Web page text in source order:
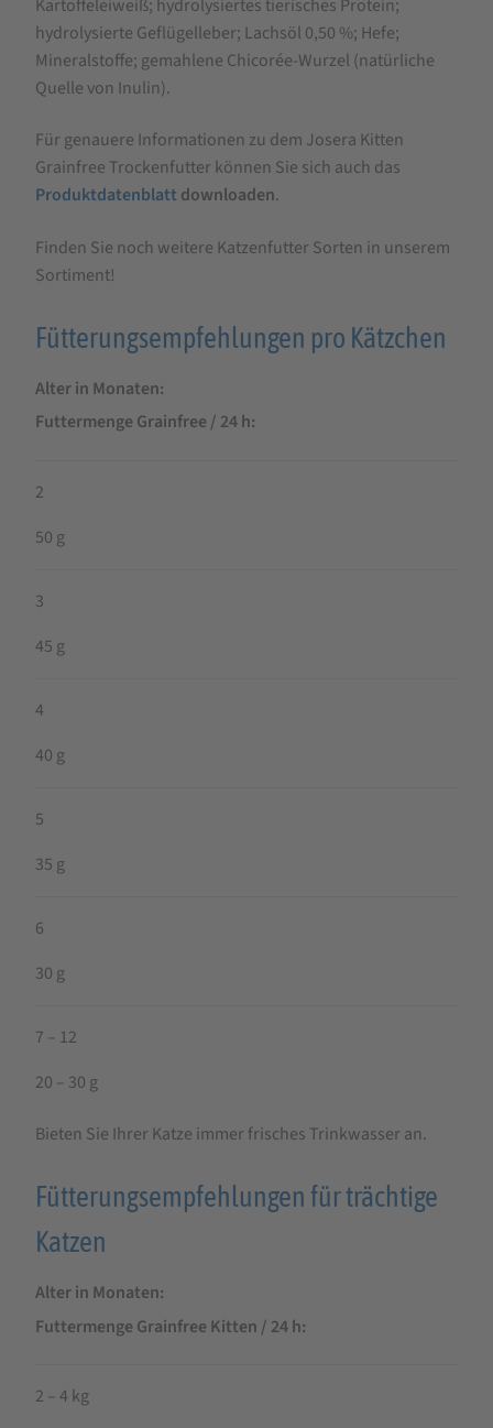
Kartoffeleiweiß; hydrolysiertes tierisches Protein;
hydrolysierte Geflügelleber; Lachsöl 0,50 %; Hefe;
Mineralstoffe; gemahlene Chicorée-Wurzel (natürliche
Quelle von Inulin).
Für genauere Informationen zu dem Josera Kitten
Grainfree Trockenfutter können Sie sich auch das
Produktdatenblattdownloaden.
Finden Sie noch weitere Katzenfutter Sorten in unserem
Sortiment!
Fütterungsempfehlungen pro Kätzchen
Alter in Monaten
Futtermenge Grainfree / 24 h
2
50 g
3
45 g
4
40 g
5
35 g
6
30 g
7 – 12
20 – 30 g
Bieten Sie Ihrer Katze immer frisches Trinkwasser an.
Fütterungsempfehlungen für trächtige
Katzen
Alter in Monaten
Futtermenge Grainfree Kitten / 24 h
2 – 4 kg